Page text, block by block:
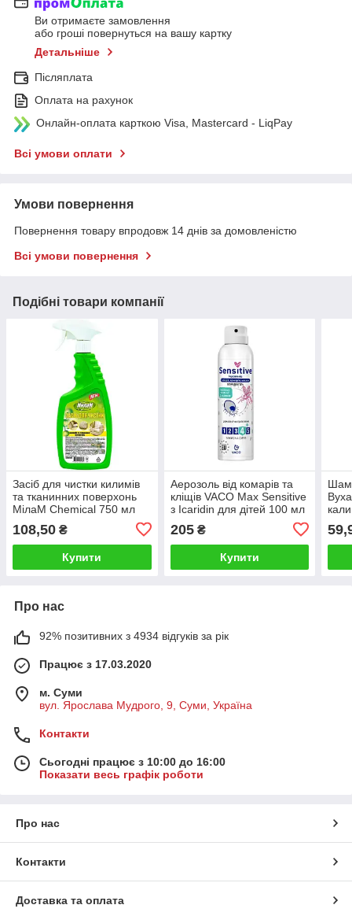
Ви отримаєте замовлення
або гроші повернуться на вашу картку
Детальніше
Післяплата
Оплата на рахунок
Онлайн-оплата карткою Visa, Mastercard - LiqPay
Всі умови оплати
Умови повернення
Повернення товару впродовж 14 днів за домовленістю
Всі умови повернення
Подібні товари компанії
Засіб для чистки килимів
та тканинних поверхонь
МілаМ Сhemical 750 мл
108,50 ₴
Купити
Аерозоль від комарів та
кліщів VACO Max Sensitive
з Icaridin для дітей 100 мл
205₴
Купити
Про нас
92% позитивних з 4934 відгуків за рік
Працює з 17.03.2020
м. Суми
вул. Ярослава Мудрого, 9, Суми, Україна
Контакти
Сьогодні працює з 10:00 до 16:00
Показати весь графік роботи
Про нас
Контакти
Доставка та оплата